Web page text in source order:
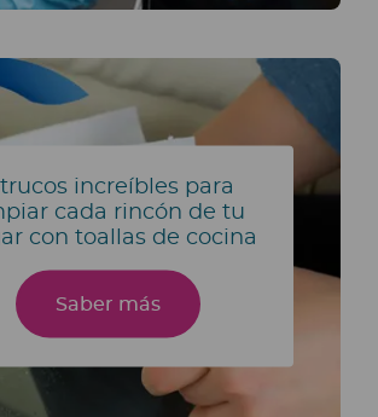
increíbles para
cada rincón de tu
con toallas de cocina
Saber más